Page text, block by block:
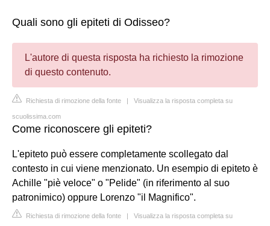
Quali sono gli epiteti di Odisseo?
L'autore di questa risposta ha richiesto la rimozione
di questo contenuto.
Richiesta di rimozione della fonte | Visualizza la risposta completa su
scuolissima.com
Come riconoscere gli epiteti?
L'epiteto può essere completamente scollegato dal
contesto in cui viene menzionato. Un esempio di epiteto è
Achille "piè veloce" o "Pelide" (in riferimento al suo
patronimico) oppure Lorenzo "il Magnifico".
Richiesta di rimozione della fonte | Visualizza la risposta completa su